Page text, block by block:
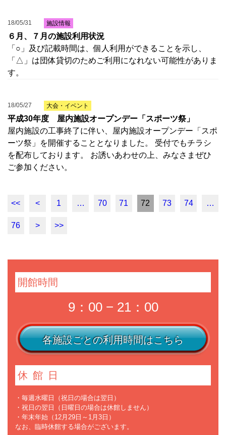
18/05/31 施設情報
６月、７月の施設利用状況
「○」及び記載時間は、個人利用ができることを示し、
「△」は団体貸切のためご利用になれない可能性がありま
す。
18/05/27 大会・イベント
平成30年度 屋内施設オープンデー「スポーツ祭」
屋内施設の工事終了に伴い、屋内施設オープンデー「スポ
ーツ祭」を開催することとなりました。 受付でもチラシ
を配布しております。 お誘いあわせの上、みなさまぜひ
ご参加ください。
<< < 1 … 70 71 72 73 74 …
76 > >>
開館時間
9：00 − 21：00
各施設ごとの利用時間はこちら
休館日
・毎週水曜日（祝日の場合は翌日）
・祝日の翌日（日曜日の場合は休館しません）
・年末年始（12月29日～1月3日）
なお、臨時休館する場合がございます。